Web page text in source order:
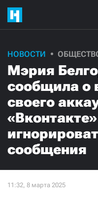
НОВОСТИ
Мэрия
сообщила о
своего
сообщения